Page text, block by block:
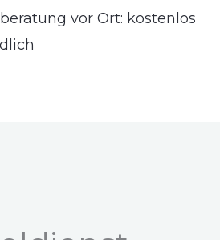
vor Ort: kostenlos